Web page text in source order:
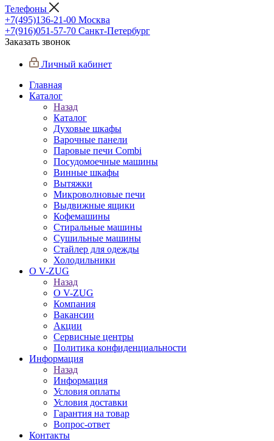
Телефоны
+7(495)136-21-00‬ Москва
+7(916)051-57-70 Санкт-Петербург
Заказать звонок
Личный кабинет
Главная
Каталог
Назад
Каталог
Духовые шкафы
Варочные панели
Паровые печи Combi
Посудомоечные машины
Винные шкафы
Вытяжки
Микроволновые печи
Выдвижные ящики
Кофемашины
Стиральные машины
Сушильные машины
Стайлер для одежды
Холодильники
О V-ZUG
Назад
О V-ZUG
Компания
Вакансии
Акции
Сервисные центры
Политика конфиденциальности
Информация
Назад
Информация
Условия оплаты
Условия доставки
Гарантия на товар
Вопрос-ответ
Контакты